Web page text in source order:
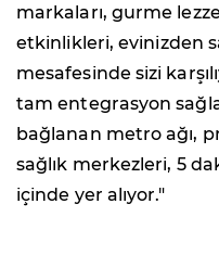
markaları, gurme
etkinlikleri, evinizden
mesafesinde sizi
tam entegrasyon
bağlanan metro ağı,
sağlık merkezleri, 5
içinde yer alıyor."